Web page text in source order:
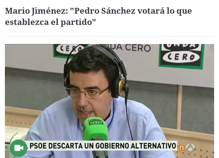
Mario Jiménez: "Pedro Sánchez votará lo que
establezca el partido"